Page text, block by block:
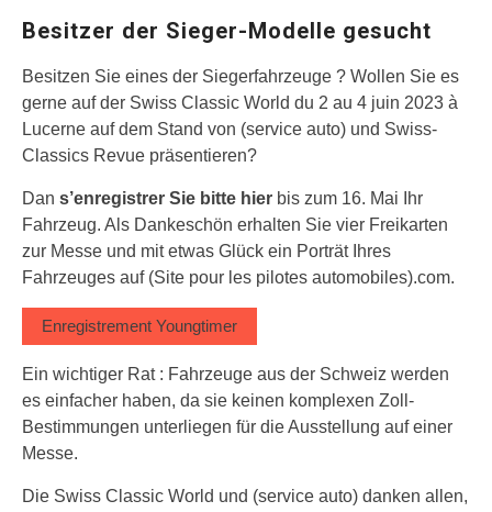
Besitzer der Sieger-Modelle gesucht
Besitzen Sie eines der Siegerfahrzeuge ? Wollen Sie es
gerne auf der Swiss Classic World du 2 au 4 juin 2023 à
Lucerne auf dem Stand von (service auto) und Swiss-
Classics Revue präsentieren?
Dan s’enregistrer Sie bitte hier bis zum 16. Mai Ihr
Fahrzeug. Als Dankeschön erhalten Sie vier Freikarten
zur Messe und mit etwas Glück ein Porträt Ihres
Fahrzeuges auf (Site pour les pilotes automobiles).com.
Enregistrement Youngtimer
Ein wichtiger Rat : Fahrzeuge aus der Schweiz werden
es einfacher haben, da sie keinen komplexen Zoll-
Bestimmungen unterliegen für die Ausstellung auf einer
Messe.
Die Swiss Classic World und (service auto) danken allen,